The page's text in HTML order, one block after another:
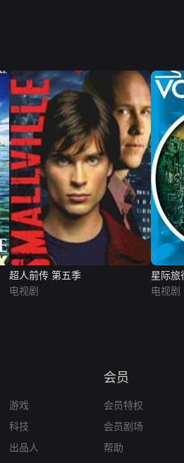
超人前传 第五季
电视剧
星际旅
电视剧
游戏
科技
出品人
会员
会员特权
会员剧场
帮助